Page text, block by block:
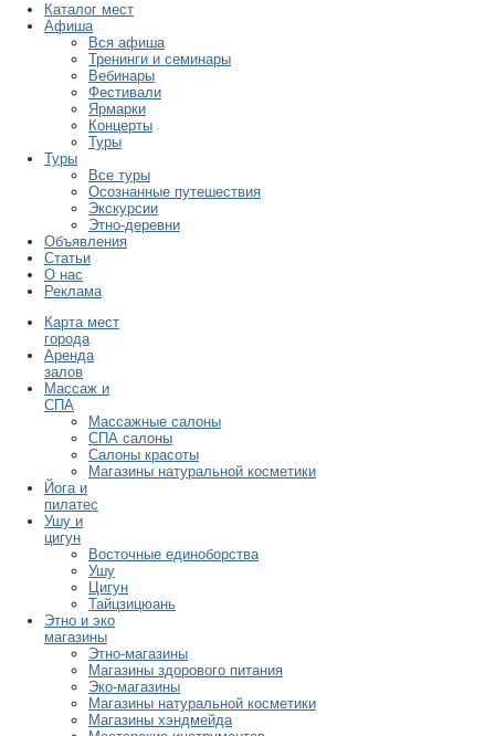
Каталог мест
Афиша
Вся афиша
Тренинги и семинары
Вебинары
Фестивали
Ярмарки
Концерты
Туры
Туры
Все туры
Осознанные путешествия
Экскурсии
Этно-деревни
Объявления
Статьи
О нас
Реклама
Карта мест
города
Аренда
залов
Массаж и
СПА
Массажные салоны
СПА салоны
Салоны красоты
Магазины натуральной косметики
Йога и
пилатес
Ушу и
цигун
Восточные единоборства
Ушу
Цигун
Тайцзицюань
Этно и эко
магазины
Этно-магазины
Магазины здорового питания
Эко-магазины
Магазины натуральной косметики
Магазины хэндмейда